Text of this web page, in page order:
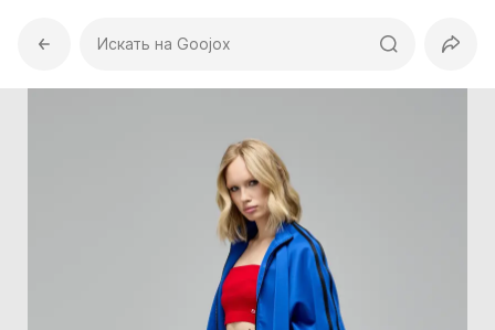
Искать на Goojox